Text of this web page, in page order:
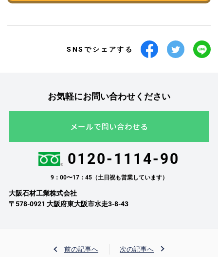
SNSでシェアする
お気軽にお問い合わせください
メールで問い合わせる
0120-1114-90
9：00〜17：45（土日祝も営業しています）
大阪石材工業株式会社
〒578-0921 大阪府東大阪市水走3-8-43
前の記事へ 次の記事へ